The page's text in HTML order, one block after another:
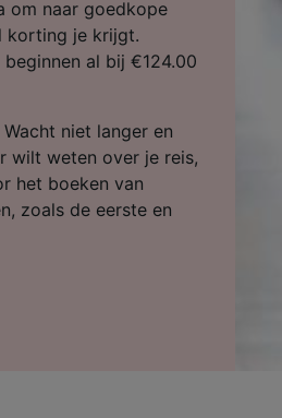
om naar goedkope
korting je krijgt.
al bij €124.00
niet langer en
wilt weten over je reis,
het boeken van
zoals de eerste en